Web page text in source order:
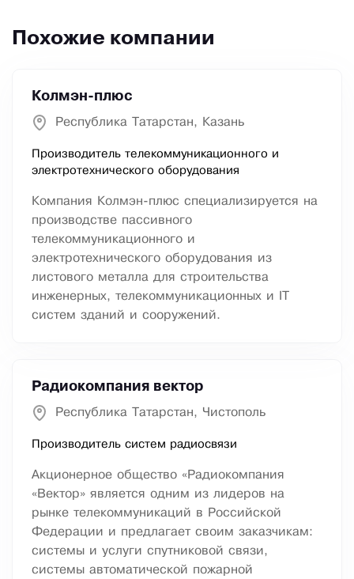
Похожие компании
Колмэн-плюс
Республика Татарстан, Казань
Производитель телекоммуникационного и
электротехнического оборудования
Компания Колмэн-плюс специализируется на
производстве пассивного
телекоммуникационного и
электротехнического оборудования из
листового металла для строительства
инженерных, телекоммуникационных и IT
систем зданий и сооружений.
Радиокомпания вектор
Республика Татарстан, Чистополь
Производитель систем радиосвязи
Акционерное общество «Радиокомпания
«Вектор» является одним из лидеров на
рынке телекоммуникаций в Российской
Федерации и предлагает своим заказчикам:
системы и услуги спутниковой связи,
системы автоматической пожарной